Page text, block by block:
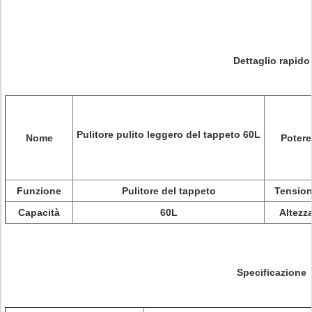
Dettaglio rapido
Nome Pulitore pulito leggero del tappeto 60L Potere
Funzione Pulitore del tappeto
Capacità
60L
Specificazione